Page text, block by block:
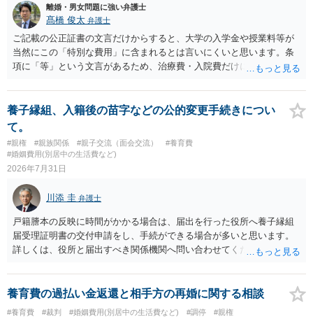
離婚・男女問題に強い弁護士
髙橋 俊太 弁護士
ご記載の公正証書の文言だけからすると、大学の入学金や授業料等が
当然にこの「特別な費用」に含まれるとは言いにくいと思います。条
項に「等」という文言があるため、治療費・入院費だけに限定される
れていますので、通常は、病気や事故によって臨時に必要となった医
療費その他これに類する特別支出を念頭に置いた条項と読むのが自然
です。したがって、大学の入学金、授業料、受験費用などの教育費に
ついてまで、「この条項があるから当然に半額を請求できる」とまで
は言いにくいと思われます。なお、通常、大学進学費用をどこまで負
担すべきかについては、離婚時の合意内容のほか、子どもの年齢、大
や費用などを踏まえて個別に検討することになります。公正証書の他
の条項において、養育費の終期についてどのように定められている
か、大学進学に関する定めの有無、「教育費」「進学費用」に関する
定めの有無等について確認する必要があると考えられます。
養子縁組、入籍後の苗字などの公的変更手続きについ
て。
#親権 #親族関係 #親子交流（面会交流）
#養育費
#婚姻費用(別居中の生活費など)
2026年7月31日
川添 圭 弁護士
戸籍謄本の反映に時間がかかる場合は、届出を行った役所へ養子縁組
届受理証明書の交付申請をし、手続ができる場合が多いと思います。
詳しくは、役所と届出すべき関係機関へ問い合わせてください。
養育費の過払い金返還と相手方の再婚に関する相談
#養育費 #裁判 #婚姻費用(別居中の生活費など) #調停 #親権